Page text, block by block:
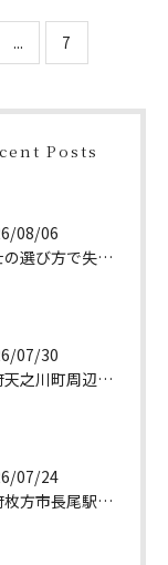
... 7
Posts
08/06
税理士の選び方で失敗ゼロ！料金や得意分野や地域で賢く比較するおすすめの方法
07/30
大阪府天之川町周辺の税理士に相談するなら？料金相場や選び方がすぐわかる徹底ガイド
07/24
大阪府枚方市長尾駅周辺の税理士への依頼で相続や確定申告を安心サポート！駅近の税理士事務所の魅力